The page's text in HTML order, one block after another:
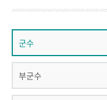
군수
부군수